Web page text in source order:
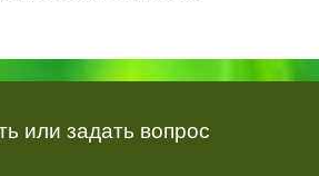
или задать вопрос